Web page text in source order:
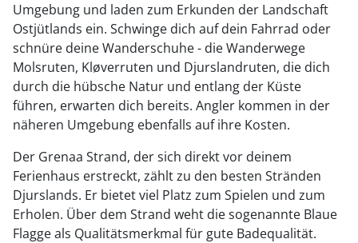
Umgebung und laden zum Erkunden der Landschaft
Ostjütlands ein. Schwinge dich auf dein Fahrrad oder
schnüre deine Wanderschuhe - die Wanderwege
Molsruten, Kløverruten und Djurslandruten, die dich
durch die hübsche Natur und entlang der Küste
führen, erwarten dich bereits. Angler kommen in der
näheren Umgebung ebenfalls auf ihre Kosten.
Der Grenaa Strand, der sich direkt vor deinem
Ferienhaus erstreckt, zählt zu den besten Stränden
Djurslands. Er bietet viel Platz zum Spielen und zum
Erholen. Über dem Strand weht die sogenannte Blaue
Flagge als Qualitätsmerkmal für gute Badequalität.